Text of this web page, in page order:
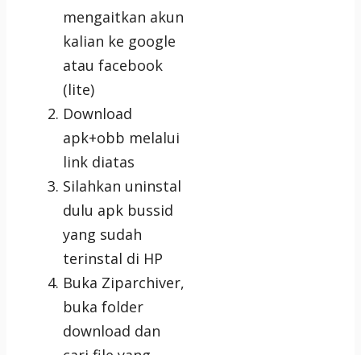
mengaitkan akun
kalian ke google
atau facebook
(lite)
Download
apk+obb melalui
link diatas
Silahkan uninstal
dulu apk bussid
yang sudah
terinstal di HP
Buka Ziparchiver,
buka folder
download dan